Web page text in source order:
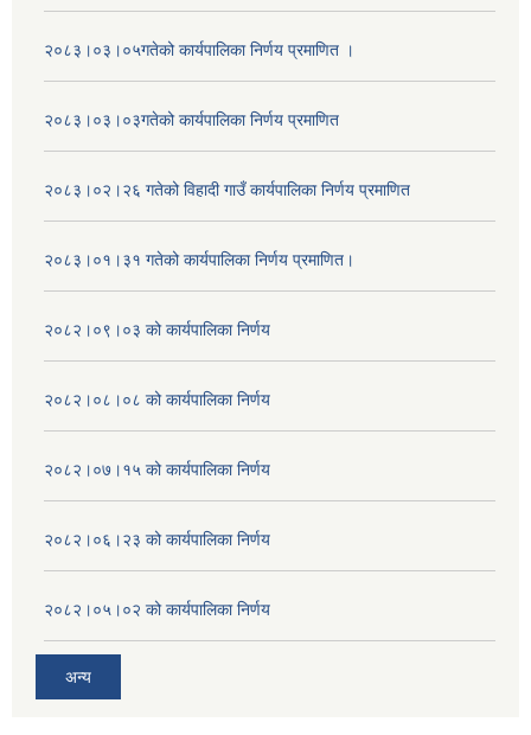
२०८३।०३।०५गतेको कार्यपालिका निर्णय प्रमाणित ।
२०८३।०३।०३गतेको कार्यपालिका निर्णय प्रमाणित
२०८३।०२।२६ गतेको विहादी गाउँ कार्यपालिका निर्णय प्रमाणित
२०८३।०१।३१ गतेको कार्यपालिका निर्णय प्रमाणित।
२०८२।०९।०३ को कार्यपालिका निर्णय
२०८२।०८।०८ को कार्यपालिका निर्णय
२०८२।०७।१५ को कार्यपालिका निर्णय
२०८२।०६।२३ को कार्यपालिका निर्णय
२०८२।०५।०२ को कार्यपालिका निर्णय
अन्य